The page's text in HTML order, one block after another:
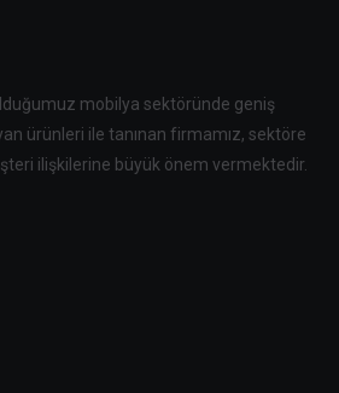
mobilya sektöründe geniş
ürünleri ile tanınan firmamız, sektöre
ilişkilerine büyük önem vermektedir.